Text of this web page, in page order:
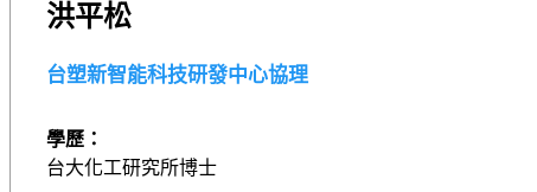
洪平松
台塑新智能科技研發中心協理
學歷：
台大化工研究所博士